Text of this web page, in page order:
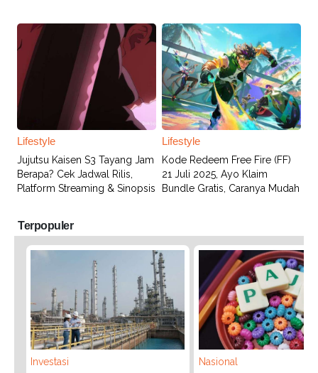
Lifestyle
Jujutsu Kaisen S3 Tayang Jam
Berapa? Cek Jadwal Rilis,
Platform Streaming & Sinopsis
Lifestyle
Kode Redeem Free Fire (FF)
21 Juli 2025, Ayo Klaim
Bundle Gratis, Caranya Mudah
Terpopuler
Investasi
Nasional